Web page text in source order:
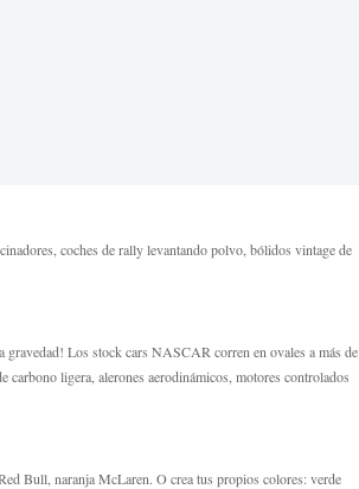
coches de rally levantando polvo, bólidos vintage de
Los stock cars NASCAR corren en ovales a más de
ligera, alerones aerodinámicos, motores controlados
Bull, naranja McLaren. O crea tus propios colores: verde